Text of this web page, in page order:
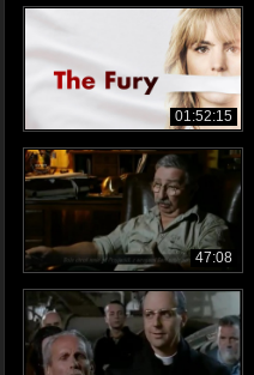
01:52:15
47:08